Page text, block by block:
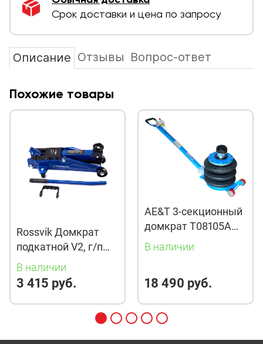
Срок доставки и цена по запросу
Описание Отзывы Вопрос-ответ
Похожие товары
Rossvik Домкрат
подкатной V2, г/п
2,0т, 130-355мм
В наличии
3 415 руб.
AE&T 3-секционный
домкрат T08105A
пневматический с
В наличии
18 490 руб.